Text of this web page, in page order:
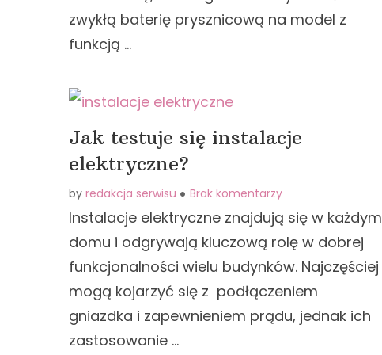
zwykłą baterię prysznicową na model z
funkcją …
Jak testuje się instalacje
elektryczne?
by redakcja serwisu Brak komentarzy
Instalacje elektryczne znajdują się w każdym
domu i odgrywają kluczową rolę w dobrej
funkcjonalności wielu budynków. Najczęściej
mogą kojarzyć się z podłączeniem
gniazdka i zapewnieniem prądu, jednak ich
zastosowanie …